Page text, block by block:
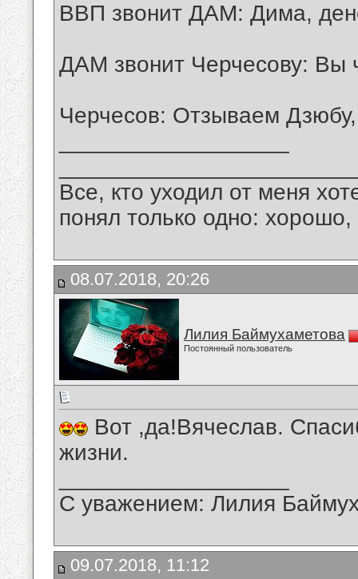
ВВП звонит ДАМ: Дима,
ДАМ звонит Черчесову: Вы
Черчесов: Отзываем
Все, кто уходил от меня
понял только одно:
08.07.2018, 20:26
Лилия Баймухаметова
Постоянный пользователь
Вот ,да!Вячеслав.
жизни.
С уважением: Лилия
09.07.2018, 11:12